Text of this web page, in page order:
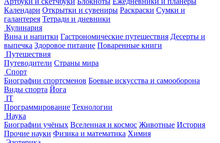
Календари Открытки и сувениры Раскраски Сумки и
галантерея Тетради и дневники
Кулинария
Вина и напитки Гастрономические путешествия Десерты и
выпечка Здоровое питание Поваренные книги
Путешествия
Путеводители Страны мира
Спорт
Биографии спортсменов Боевые искусства и самооборона
Виды спорта Йога
IT
Программирование Технологии
Наука
Биографии учёных Вселенная и космос Животные История
Прочие науки Физика и математика Химия